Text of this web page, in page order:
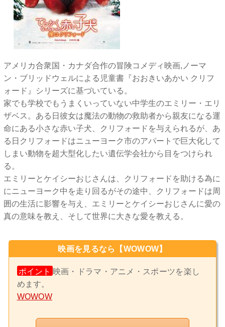
アメリカ合衆国・カナダ合作の冒険コメディ映画,ノーマ
ン・ブリッドウェルによる児童書『おおきいあかい クリフ
ォード』シリーズに基づいている。
家でも学校でもうまくいっていない中学生のエミリー・エリ
ザベス。ある日彼女は魔法の動物の救助者から親友になる運
命にある小さな赤い子犬、クリフォードを与えられるが、あ
る日クリフォードはニューヨーク市のアパートで巨大化して
しまい動物を超大型化したい遺伝学会社から目をつけられ
る。
エミリーとケイシーおじさんは、クリフォードを助ける為に
にニューヨーク中を走り回るがその途中、クリフォードは周
囲の生活に影響を与え、エミリーとケイシーおじさんに愛の
真の意味を教え、そして世界に大きな愛を教える。
映画を見るなら【WOWOW】
ポイント 映画・ドラマ・アニメ・スポーツを楽し
めます。
WOWOW